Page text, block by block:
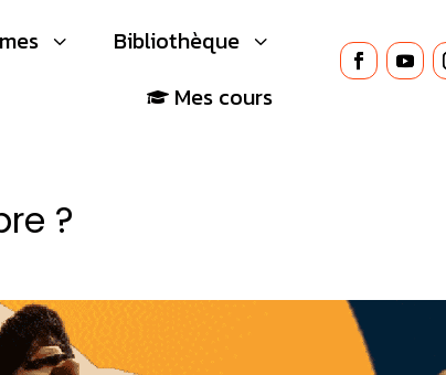
3 3
Bibliothèque
 Mes cours
?